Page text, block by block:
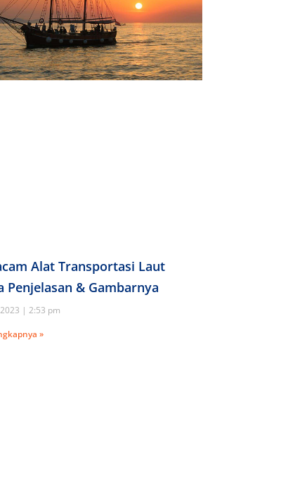
Alat Transportasi Laut
Penjelasan & Gambarnya
2:53 pm
»